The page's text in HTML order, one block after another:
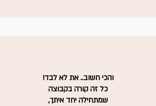
והכי חשוב.. את לא לבד!
כל זה קורה בקבוצה
שמתחילה יחד איתך,